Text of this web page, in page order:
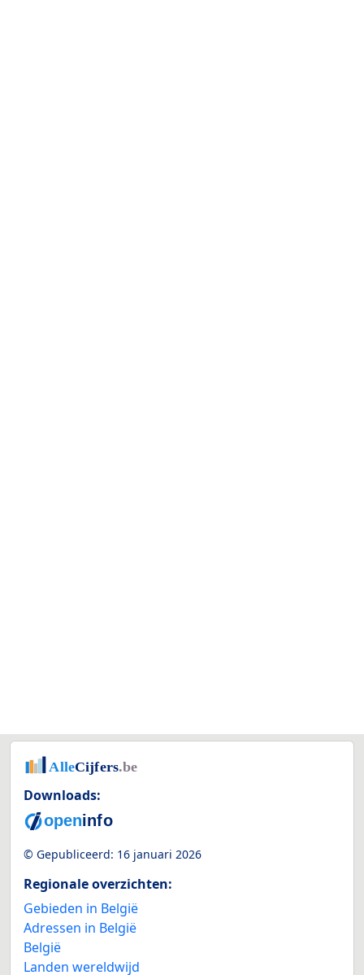
Downloads:
© Gepubliceerd: 16 januari 2026
Regionale overzichten:
Gebieden in België
Adressen in België
België
Landen wereldwijd